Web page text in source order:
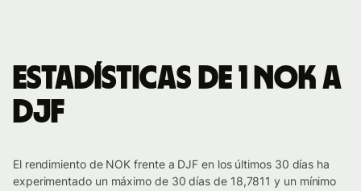
Estadísticas de 1 NOK a
DJF
El rendimiento de NOK frente a DJF en los últimos 30 días ha
experimentado un máximo de 30 días de 18,7811 y un mínimo